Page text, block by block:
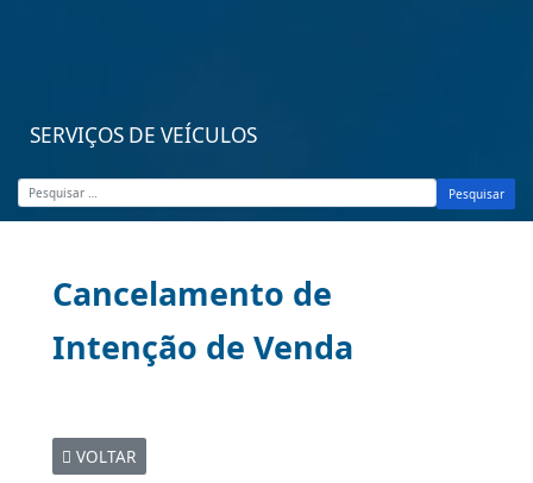
SERVIÇOS DE VEÍCULOS
Pesquisar
Intenção de Venda